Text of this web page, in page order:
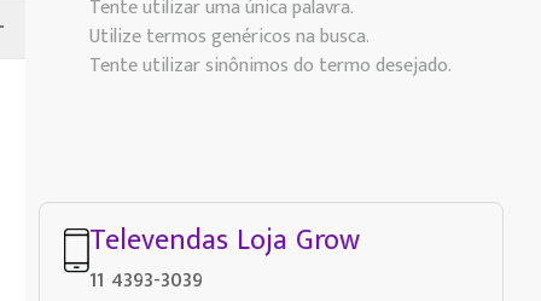
Tente utilizar uma única palavra.
Utilize termos genéricos na busca.
Tente utilizar sinônimos do termo desejado.
Televendas Loja Grow
11 4393-3039